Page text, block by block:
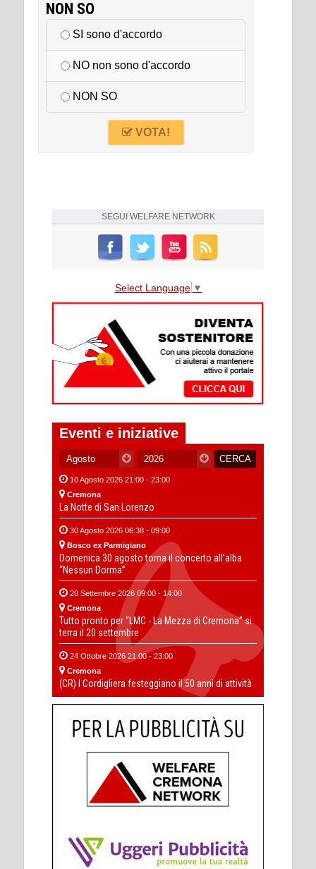
NON SO
SI sono d'accordo
NO non sono d'accordo
NON SO
VOTA!
SEGUI WELFARE NETWORK
Select Language ▼
Eventi e iniziative
10 Agosto 2026 21:00 - 23:00
Cremona
La Notte di San Lorenzo
30 Agosto 2026 06:38 - 09:00
Bosco ex Parmigiano
Domenica 30 agosto torna il concerto all’alba
“Nessun Dorma”
20 Settembre 2026 09:00 - 14:00
Cremona
Tutto pronto per “LMC - La Mezza di Cremona” si
terra il 20 settembre
24 Ottobre 2026 21:00 - 23:00
Cremona
(CR) I Cordigliera festeggiano il 50 anni di attività